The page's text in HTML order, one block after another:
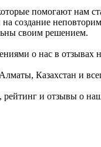
помогают нам
создание
своим решением.
о нас в отзывах
Казахстан и
и отзывы о